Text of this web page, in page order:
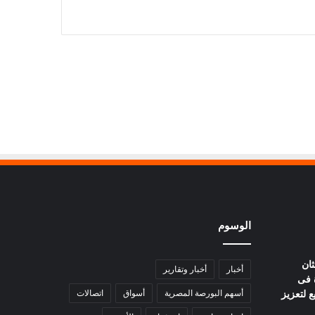
فى
لتعزيز
الوسوم
أخبار أخبار وتقارير
أسهم البورصة المصرية أسواق اتصالات